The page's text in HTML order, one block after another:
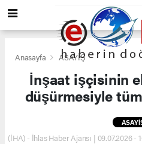
Anasayfa ASAYİŞ
İnşaat işçisinin
düşürmesiyle
(İHA) - İhlas Haber Ajansı | 09.07.2026 -